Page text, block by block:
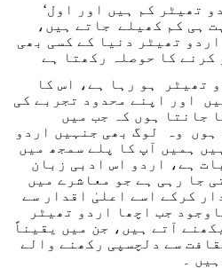
‘ہندوستان میں اچھے اردو تھیٹر کم ہیں اور اول
ہی کم کھیلے جاتے ہیں،
تھیٹر دنیا کے کسی بھی
تھیٹر ہو رہا ہے، اس کا
اور اپنے محدود تجربے کی
جانتا ہوں کہ جب میں
ہوں وہ لوگ بھی جنہیں اردو
ہمیں آپ کا پلے سمجھ میں
ہے، اردو اس ادبی زبان
جا رہی ہے جو معاشرے میں
کرکے اسے اعلیٰ اقدار سے
جب اچھا اردو تھیٹر
آتے ہیں، جن میں یقیناً
سے دلچسپی رکھنے والے
۔